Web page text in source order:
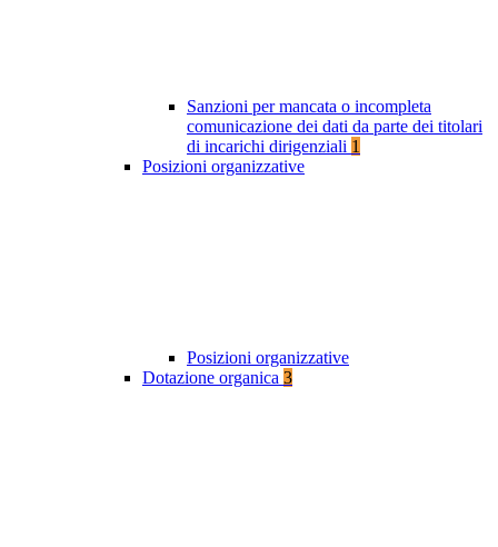
Sanzioni per mancata o incompleta
comunicazione dei dati da parte dei titolari
di incarichi dirigenziali 1
Posizioni organizzative
Posizioni organizzative
Dotazione organica 3